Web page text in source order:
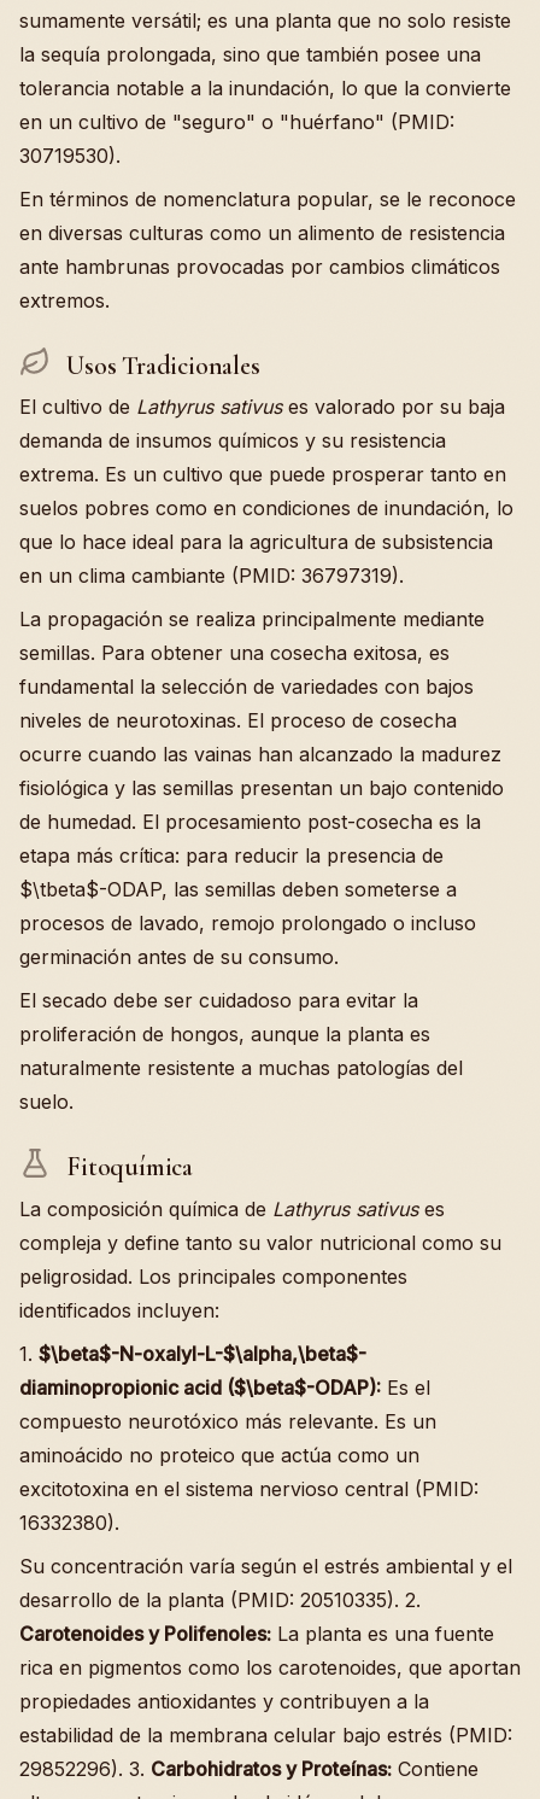
sumamente versátil; es una planta que no solo resiste
la sequía prolongada, sino que también posee una
tolerancia notable a la inundación, lo que la convierte
en un cultivo de "seguro" o "huérfano" (PMID:
30719530).
En términos de nomenclatura popular, se le reconoce
en diversas culturas como un alimento de resistencia
ante hambrunas provocadas por cambios climáticos
extremos.
Usos Tradicionales
El cultivo de Lathyrus sativuses valorado por su baja
demanda de insumos químicos y su resistencia
extrema. Es un cultivo que puede prosperar tanto en
suelos pobres como en condiciones de inundación, lo
que lo hace ideal para la agricultura de subsistencia
en un clima cambiante (PMID: 36797319).
La propagación se realiza principalmente mediante
semillas. Para obtener una cosecha exitosa, es
fundamental la selección de variedades con bajos
niveles de neurotoxinas. El proceso de cosecha
ocurre cuando las vainas han alcanzado la madurez
fisiológica y las semillas presentan un bajo contenido
de humedad. El procesamiento post-cosecha es la
etapa más crítica: para reducir la presencia de
$\tbeta$-ODAP, las semillas deben someterse a
procesos de lavado, remojo prolongado o incluso
germinación antes de su consumo.
El secado debe ser cuidadoso para evitar la
proliferación de hongos, aunque la planta es
naturalmente resistente a muchas patologías del
suelo.
Fitoquímica
La composición química de Lathyrus sativuses
compleja y define tanto su valor nutricional como su
peligrosidad. Los principales componentes
identificados incluyen:
1. $\beta$-N-oxalyl-L-$\alpha,\beta$-
diaminopropionic acid ($\beta$-ODAP): Es el
compuesto neurotóxico más relevante. Es un
aminoácido no proteico que actúa como un
excitotoxina en el sistema nervioso central (PMID:
16332380).
Su concentración varía según el estrés ambiental y el
desarrollo de la planta (PMID: 20510335). 2.
Carotenoides y Polifenoles: La planta es una fuente
rica en pigmentos como los carotenoides, que aportan
propiedades antioxidantes y contribuyen a la
estabilidad de la membrana celular bajo estrés (PMID:
29852296). 3. Carbohidratos y Proteínas: Contiene